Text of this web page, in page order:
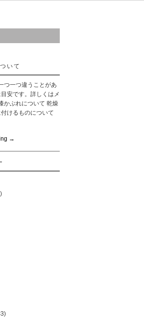
いて
つ一つ違うことがあ
安です。詳しくはメ
かぶれについて 乾燥
けるものについて
→